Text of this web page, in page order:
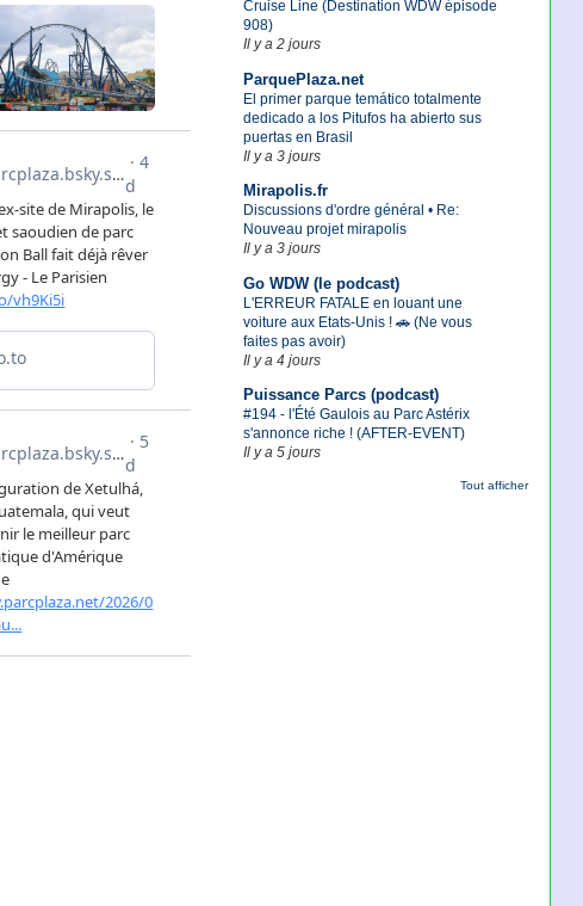
Cruise Line (Destination WDW épisode
908)
Il y a 2 jours
ParquePlaza.net
El primer parque temático totalmente
dedicado a los Pitufos ha abierto sus
puertas en Brasil
Il y a 3 jours
Mirapolis.fr
Discussions d'ordre général • Re:
Nouveau projet mirapolis
Il y a 3 jours
Go WDW (le podcast)
L'ERREUR FATALE en louant une
voiture aux Etats-Unis ! 🚗 (Ne vous
faites pas avoir)
Il y a 4 jours
Puissance Parcs (podcast)
#194 - l'Été Gaulois au Parc Astérix
s'annonce riche ! (AFTER-EVENT)
Il y a 5 jours
Tout afficher